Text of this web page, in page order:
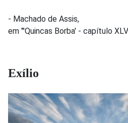
- Machado de Assis,
em "'Quincas Borba' - capítulo
Exílio